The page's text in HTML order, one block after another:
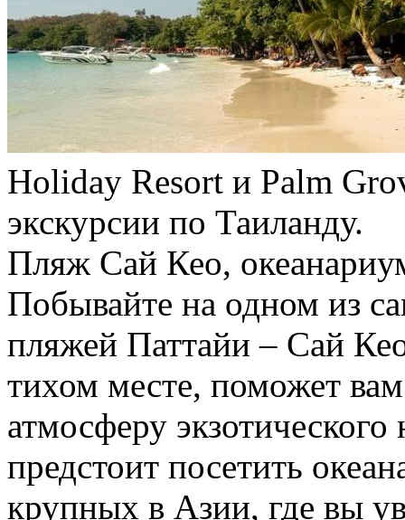
Holiday Resort и Palm
экскурсии по Таиланду.
Пляж Сай Кео,
Побывайте на одном из
пляжей Паттайи – Сай
тихом месте, поможет
атмосферу
предстоит посетить
крупных в Азии, где вы